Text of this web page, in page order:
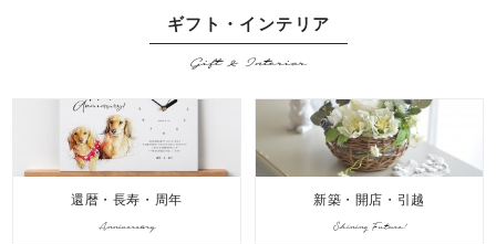
ギフト・インテリア
Gift & Interior
還暦・長寿・周年
Anniversary
新築・開店・引越
Shining Future!